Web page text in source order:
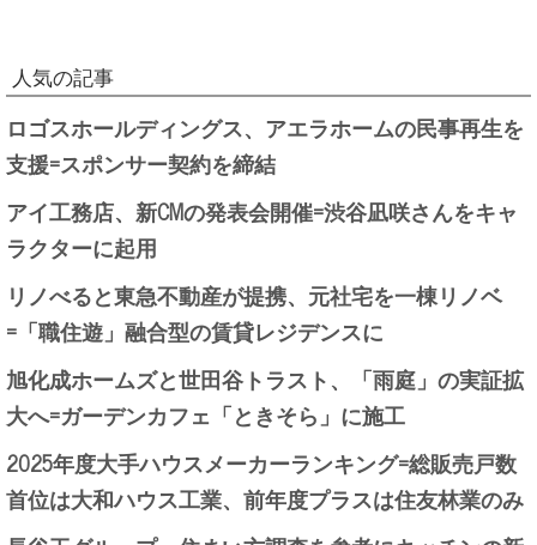
人気の記事
ロゴスホールディングス、アエラホームの民事再生を
支援=スポンサー契約を締結
アイ工務店、新CMの発表会開催=渋谷凪咲さんをキャ
ラクターに起用
リノべると東急不動産が提携、元社宅を一棟リノベ
=「職住遊」融合型の賃貸レジデンスに
旭化成ホームズと世田谷トラスト、「雨庭」の実証拡
大へ=ガーデンカフェ「ときそら」に施工
2025年度大手ハウスメーカーランキング=総販売戸数
首位は大和ハウス工業、前年度プラスは住友林業のみ